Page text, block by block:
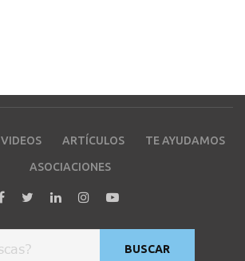
VIDEOS ARTÍCULOS TE AYUDAMOS
ASOCIACIONES
BUSCAR